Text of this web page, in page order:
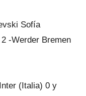
Sofía
-Werder Bremen
(Italia) 0 y